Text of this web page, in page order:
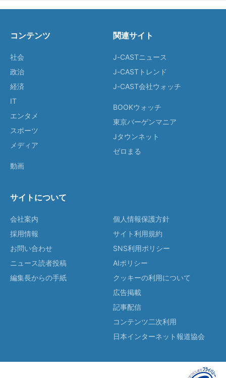
コンテンツ
社会
政治
経済
IT
エンタメ
スポーツ
メディア
動画
関連サイト
J-CASTニュース
J-CASTトレンド
J-CAST会社ウォッチ
BOOKウォッチ
東京バーゲンマニア
Jタウンネット
ゼロまる
サイトについて
会社案内
採用情報
お問い合わせ
ニュース読者投稿
編集長からの手紙
個人情報保護方針
サイト利用規約
SNS利用ポリシー
AIポリシー
クッキーの利用について
広告掲載
記事配信
コンテンツ二次利用
日本インターネット報道協会